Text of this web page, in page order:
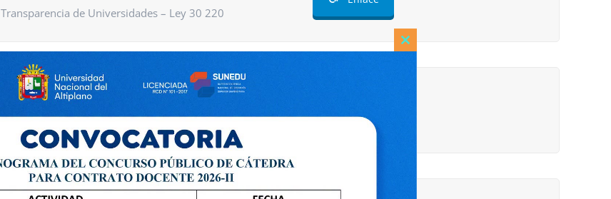
Transparencia de Universidades – Ley 30 220
LEY DE PREVENCIÓN SEXUAL LEY 27942
Close